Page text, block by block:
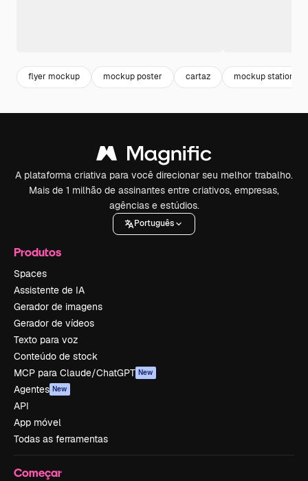
flyer mockup mockup poster cartaz mockup stationery
A plataforma criativa para você direcionar seu melhor trabalho.
Mais de 1 milhão de assinantes entre criativos, empresas,
agências e estúdios.
Português
Produtos
Spaces
Assistente de IA
Gerador de imagens
Gerador de vídeos
Texto para voz
Conteúdo de stock
MCP para Claude/ChatGPT New
Agentes New
API
App móvel
Todas as ferramentas
Começar